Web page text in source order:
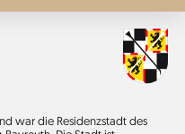
war die Residenz­stadt des